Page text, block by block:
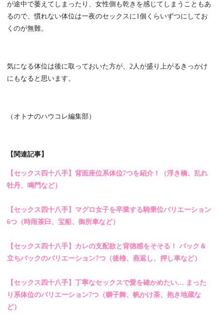
が途中で萎えてしまったり、女性側も乾きを感じてしまうこともあ
るので、慣れない体位は一夜のセックスに1個くらいずつにしてお
くのが無難。
気になる体位は後に取っておいた方が、2人が盛り上がるきっかけ
にもなると思います。
（オトナのハウコレ編集部）
【関連記事】
【セックス四十八手】背面座位系体位7つを紹介！（浮き橋、乱れ
牡丹、鳴門など）
【セックス四十八手】マグロ女子を卒業する騎乗位バリエーション
6つ（時雨茶臼、宝船、御所車など）
【セックス四十八手】カレの支配欲と背徳感をそそる！ バック＆
立ちバックのバリエーション7つ（後櫓、燕返し、押し車など）
【セックス四十八手】丁寧なセックスで愛を確かめたい… まった
り系体位のバリエーション7つ（獅子舞、帆かけ茶、抱き地蔵な
ど）